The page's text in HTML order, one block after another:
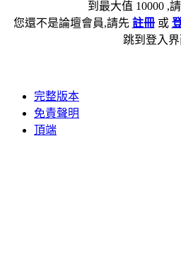
到最大值 10000 ,
您還不是論壇會員,請先 註冊或
跳到登入
完整版本
免責聲明
頂端